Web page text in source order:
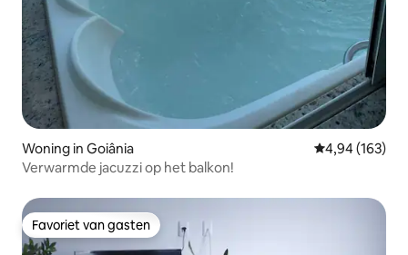
Woning in Goiânia Gemiddelde
4,94 (163)
Verwarmde jacuzzi op het balkon!
Favoriet van gasten
Favoriet van gasten